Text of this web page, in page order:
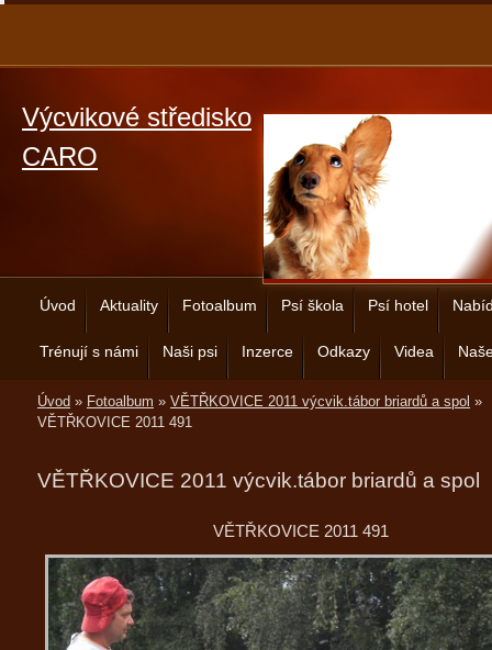
Výcvikové středisko
CARO
Úvod Aktuality Fotoalbum Psí škola Psí hotel
Trénují s námi Naši psi Inzerce Odkazy Videa
Úvod » Fotoalbum » VĚTŘKOVICE 2011 výcvik.tábor briardů a spol »
VĚTŘKOVICE 2011 491
VĚTŘKOVICE 2011 výcvik.tábor briardů a spol
VĚTŘKOVICE 2011 491